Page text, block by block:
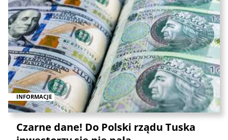
INFORMACJE
Czarne dane! Do Polski rządu Tuska